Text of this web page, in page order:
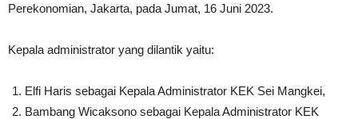
Perekonomian, Jakarta, pada Jumat, 16 Juni 2023.
Kepala administrator yang dilantik yaitu:
Elfi Haris sebagai Kepala Administrator KEK Sei Mangkei,
Bambang Wicaksono sebagai Kepala Administrator KEK